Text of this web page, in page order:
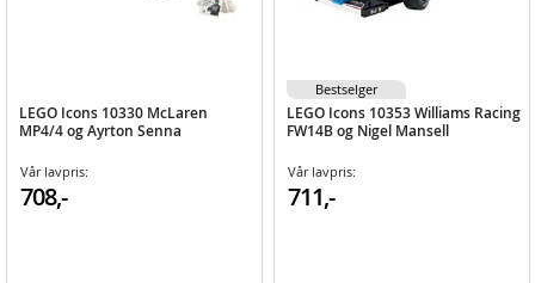
LEGO Icons 10330 McLaren
MP4/4 og Ayrton Senna
Vår lavpris:
708,-
LEGO Icons 10353 Williams Racing
FW14B og Nigel Mansell
Vår lavpris:
711,-
Bestselger